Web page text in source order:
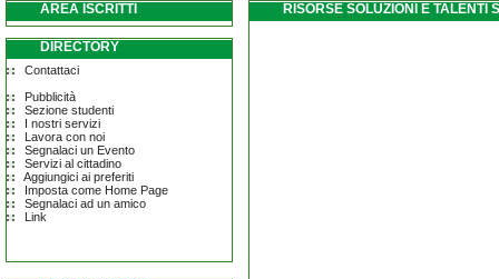
AREA ISCRITTI
DIRECTORY
Contattaci
Pubblicità
Sezione studenti
I nostri servizi
Lavora con noi
Segnalaci un Evento
Servizi al cittadino
Aggiungici ai preferiti
Imposta come Home Page
Segnalaci ad un amico
Link
RISORSE SOLUZIONI E TALENTI